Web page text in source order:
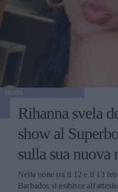
Rihanna svela
show al
sulla sua nuova
Nella notte tra il 12 e il 13
Barbados si esibisce